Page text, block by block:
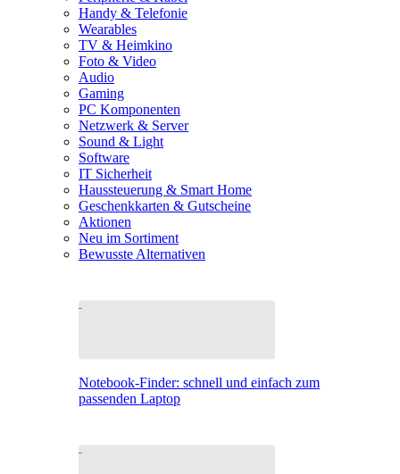
Handy & Telefonie
Wearables
TV & Heimkino
Foto & Video
Audio
Gaming
PC Komponenten
Netzwerk & Server
Sound & Light
Software
IT Sicherheit
Haussteuerung & Smart Home
Geschenkkarten & Gutscheine
Aktionen
Neu im Sortiment
Bewusste Alternativen
Notebook-Finder: schnell und einfach zum
passenden Laptop